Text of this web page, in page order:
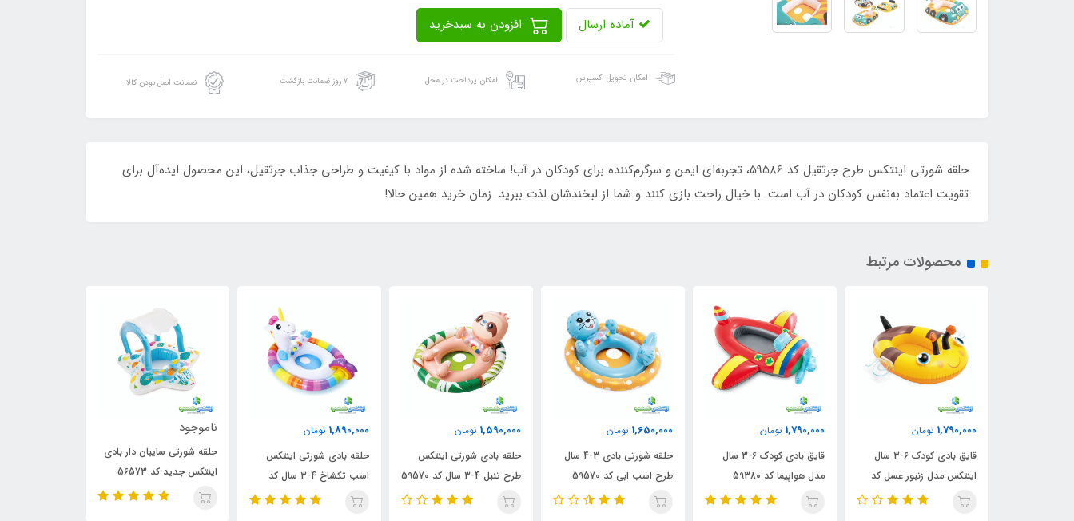
آماده ارسال
امکان تحویل اکسپرس امکان پرداخت در محل ۷ روز ضمانت بازگشت ضمانت اصل بودن کالا
حلقه شورتی اینتکس طرح جرثقیل کد 59586، تجربه‌ای ایمن و سرگرم‌کننده برای کودکان در آب! ساخته شده از مواد با کیفیت و طراحی جذاب جرثقیل، این محصول ایده‌آل برای
تقویت اعتماد به‌نفس کودکان در آب است. با خیال راحت بازی کنند و شما از لبخندشان لذت ببرید. زمان خرید همین حالا!
محصولات مرتبط
1,790,000 تومان
مدل هواپیما کد 59380
1,650,000
طرح اسب ابی کد 59570
1,590,000 تومان
حلقه بادی شورتی اینتکس
طرح تنبل 4-3 سال کد 59570
1,890,000 تومان
حلقه بادی شورتی اینتکس
اسب تکشاخ 4-3 سال کد
59570
ناموجود
حلقه شورتی سایبان دار بادی
اینتکس جدید کد 56573
ناموجود
حلقه شورتی اینتکس سایبان
دار ستاره ای کد 56573